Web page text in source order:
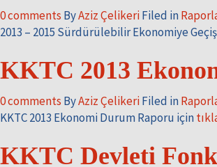
0comments ByAziz ÇelikeriFiled in
2013 – 2015 Sürdürülebilir Ekonomiye
KKTC 2013
0comments ByAziz ÇelikeriFiled in
KKTC 2013 Ekonomi Durum Raporu için
KKTC Devleti